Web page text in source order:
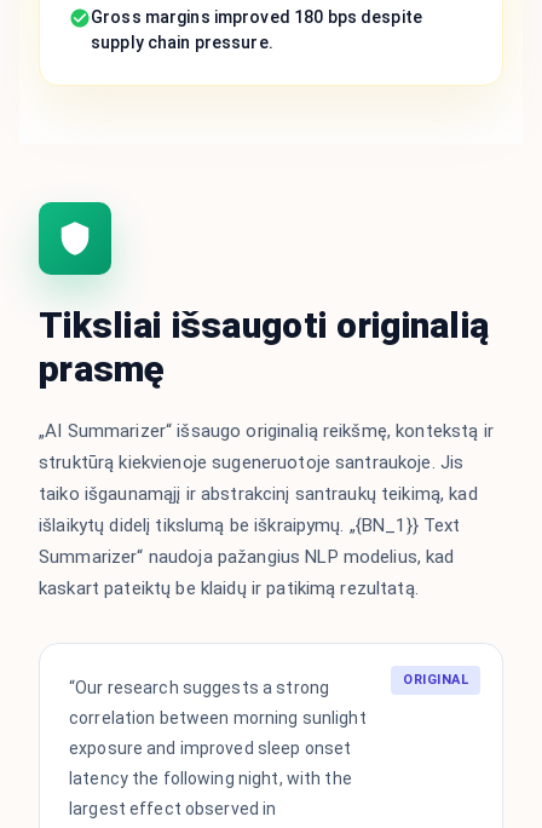
Gross margins improved 180 bps despite
supply chain pressure.
Tiksliai išsaugoti originalią
prasmę
„AI Summarizer“ išsaugo originalią reikšmę, kontekstą ir
struktūrą kiekvienoje sugeneruotoje santraukoje. Jis
taiko išgaunamąjį ir abstrakcinį santraukų teikimą, kad
išlaikytų didelį tikslumą be iškraipymų. „{BN_1}} Text
Summarizer“ naudoja pažangius NLP modelius, kad
kaskart pateiktų be klaidų ir patikimą rezultatą.
ORIGINAL
“Our research suggests a strong
correlation between morning sunlight
exposure and improved sleep onset
latency the following night, with the
largest effect observed in